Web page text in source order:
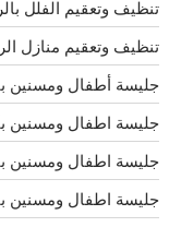
تنظيف وتعقيم الفلل
تنظيف وتعقيم منازل
جليسة أطفال ومسنين
جليسة اطفال ومسنين
جليسة اطفال ومسنين
جليسة اطفال ومسنين